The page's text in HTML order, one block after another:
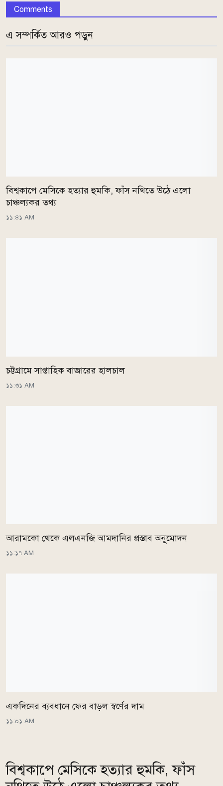
Comments
এ সম্পর্কিত আরও পড়ুন
বিশ্বকাপে মেসিকে হত্যার হুমকি, ফাঁস নথিতে উঠে এলো
চাঞ্চল্যকর তথ্য
১১:৪১ AM
চট্টগ্রামে সাপ্তাহিক বাজারের হালচাল
১১:৩১ AM
আরামকো থেকে এলএনজি আমদানির প্রস্তাব অনুমোদন
১১:১৭ AM
একদিনের ব্যবধানে ফের বাড়ল স্বর্ণের দাম
১১:০১ AM
বিশ্বকাপে মেসিকে হত্যার হুমকি, ফাঁস